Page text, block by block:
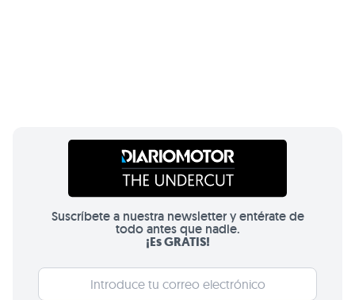
Suscríbete a nuestra newsletter y entérate de
todo antes que nadie.
¡Es GRATIS!